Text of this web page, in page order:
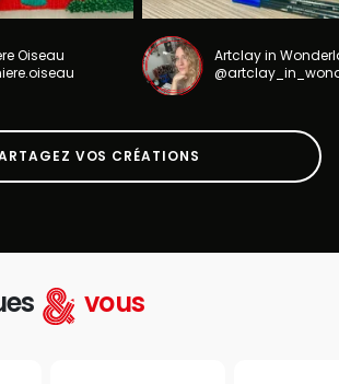
Oiseau
Artclay in
VOS CRÉATIONS
vous